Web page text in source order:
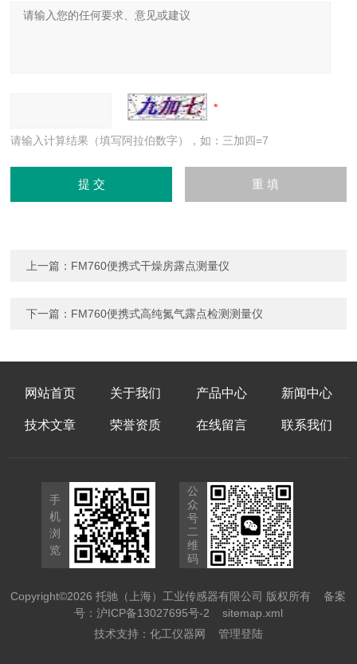
请输入计算结果（填写阿拉伯数字），如：三加四=7
上一篇： FM760便携式干燥房露点测量仪
下一篇： FM760便携式高纯氮气露点检测测量仪
网站首页 关于我们 产品中心 新闻中心
技术文章 荣誉资质 在线留言 联系我们
手
机
浏
览
公
众
号
二
维
码
Copyright©2026 托驰（上海）工业传感器有限公司 版权所有备案
号：沪ICP备13027695号-2
sitemap.xml
技术支持： 化工仪器网 管理登陆